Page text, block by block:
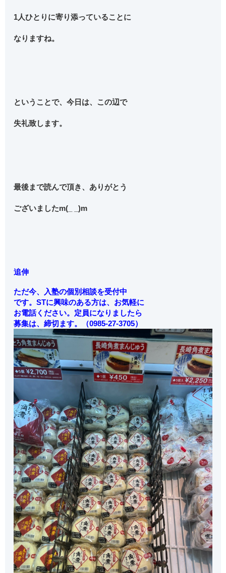
1人ひとりに寄り添っていることに
なりますね。
ということで、今日は、この辺で
失礼致します。
最後まで読んで頂き、ありがとう
ございましたm(_ _)m
追伸
ただ今、入塾の個別相談を受付中
です。STに興味のある方は、お気軽に
お電話ください。定員になりましたら
募集は、締切ます。
（0985-27-3705）